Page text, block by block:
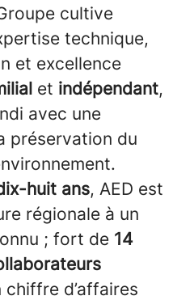
cultive
technique,
et excellence
et indépendant,
avec une
préservation du
huit ans, AED est
régionale à un
; fort de 14
chiffre d’affaires